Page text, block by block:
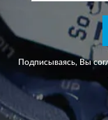
Подписываясь, Вы